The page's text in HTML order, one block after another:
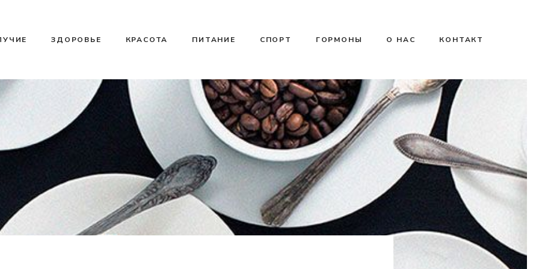
ЗДОРОВЬЕ КРАСОТА ПИТАНИЕ СПОРТ ГОРМОНЫ О НАС КОНТАКТ